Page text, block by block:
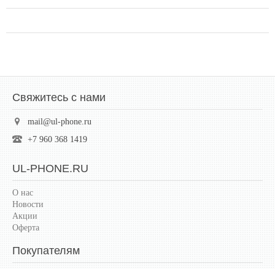
Свяжитесь с нами
mail@ul-phone.ru
+7 960 368 1419
UL-PHONE.RU
О нас
Новости
Акции
Оферта
Покупателям